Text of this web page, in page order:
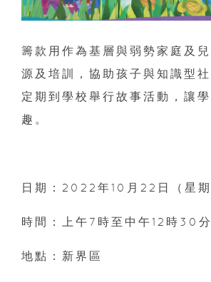
籌款用作為基層與弱勢家庭及
源及培訓，協助孩子與知識型
定期到學校舉行故事活動，讓
趣。
日期：2022年10月22日（星期
時間：上午7時至中午12時30分
地點：新界區